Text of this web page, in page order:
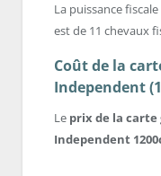
La puissance
est de 11 chevaux
Coût de la
Independent
Le prix de la carte
Independent